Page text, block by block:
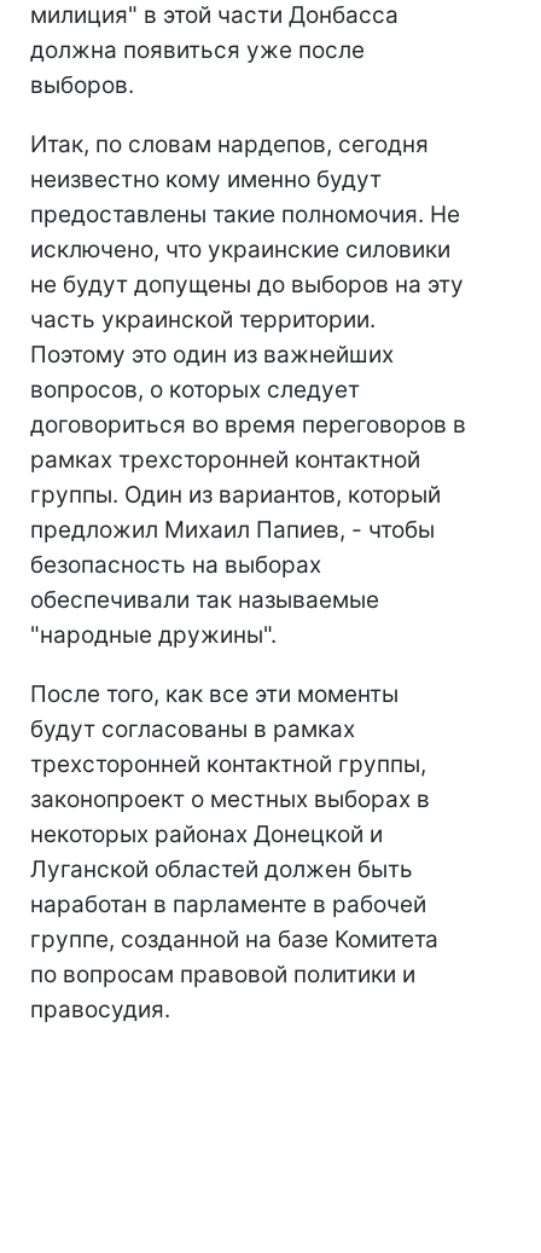
милиция" в этой части Донбасса
должна появиться уже после
выборов.
Итак, по словам нардепов, сегодня
неизвестно кому именно будут
предоставлены такие полномочия. Не
исключено, что украинские силовики
не будут допущены до выборов на эту
часть украинской территории.
Поэтому это один из важнейших
вопросов, о которых следует
договориться во время переговоров в
рамках трехсторонней контактной
группы. Один из вариантов, который
предложил Михаил Папиев, - чтобы
безопасность на выборах
обеспечивали так называемые
"народные дружины".
После того, как все эти моменты
будут согласованы в рамках
трехсторонней контактной группы,
законопроект о местных выборах в
некоторых районах Донецкой и
Луганской областей должен быть
наработан в парламенте в рабочей
группе, созданной на базе Комитета
по вопросам правовой политики и
правосудия.